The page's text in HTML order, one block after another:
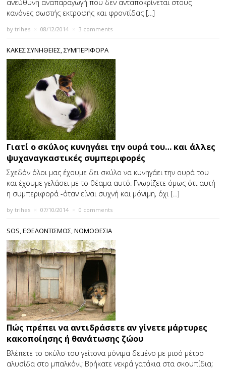
ανεύθυνη αναπαραγωγή που δεν ανταποκρίνεται στους
κανόνες σωστής εκτροφής και φροντίδας […]
bytrihes 08/12/2014 3 comments
ΚΑΚΕΣ ΣΥΝΗΘΕΙΕΣ,ΣΥΜΠΕΡΙΦΟΡΑ
Γιατί ο σκύλος κυνηγάει την ουρά του… και άλλες
ψυχαναγκαστικές συμπεριφορές
Σχεδόν όλοι μας έχουμε δει σκύλο να κυνηγάει την ουρά του
και έχουμε γελάσει με το θέαμα αυτό. Γνωρίζετε όμως ότι αυτή
η συμπεριφορά -όταν είναι συχνή και μόνιμη, όχι […]
bytrihes 07/10/2014 0 comments
SOS,ΕΘΕΛΟΝΤΙΣΜΟΣ,ΝΟΜΟΘΕΣΙΑ
Πώς πρέπει να αντιδράσετε αν γίνετε μάρτυρες
κακοποίησης ή θανάτωσης ζώου
Βλέπετε το σκύλο του γείτονα μόνιμα δεμένο με μισό μέτρο
αλυσίδα στο μπαλκόνι; Βρήκατε νεκρά γατάκια στα σκουπίδια;